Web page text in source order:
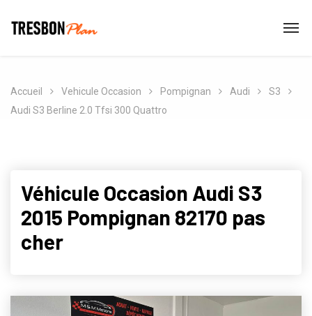
Accueil Vehicule Occasion Pompignan Audi
S3
Audi S3 Berline 2.0 Tfsi 300 Quattro
Véhicule Occasion Audi S3
2015 Pompignan 82170 pas
cher